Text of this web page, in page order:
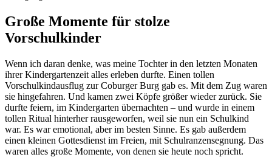
Große Momente für stolze
Vorschulkinder
Wenn ich daran denke, was meine Tochter in den letzten Monaten
ihrer Kindergartenzeit alles erleben durfte. Einen tollen
Vorschulkindausflug zur Coburger Burg gab es. Mit dem Zug waren
sie hingefahren. Und kamen zwei Köpfe größer wieder zurück. Sie
durfte feiern, im Kindergarten übernachten – und wurde in einem
tollen Ritual hinterher rausgeworfen, weil sie nun ein Schulkind
war. Es war emotional, aber im besten Sinne. Es gab außerdem
einen kleinen Gottesdienst im Freien, mit Schulranzensegnung. Das
waren alles große Momente, von denen sie heute noch spricht.